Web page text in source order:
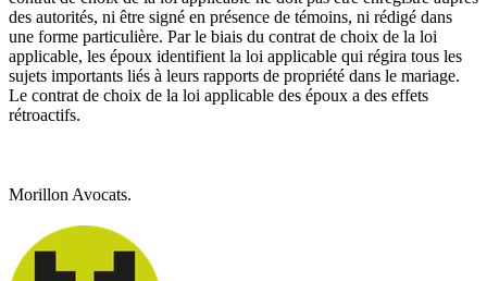
des autorités, ni être signé en présence de témoins, ni rédigé dans
une forme particulière. Par le biais du contrat de choix de la loi
applicable, les époux identifient la loi applicable qui régira tous les
sujets importants liés à leurs rapports de propriété dans le mariage.
Le contrat de choix de la loi applicable des époux a des effets
rétroactifs.
Morillon Avocats.